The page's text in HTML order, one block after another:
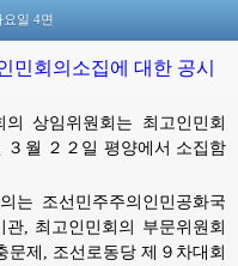
요일 4면
민회의소집에 대한 공시
상임위원회는 최고인민회
월 ２２일 평양에서 소집함
조선민주주의인민공화국
, 최고인민회의 부문위원회
문제, 조선로동당 제９차대회